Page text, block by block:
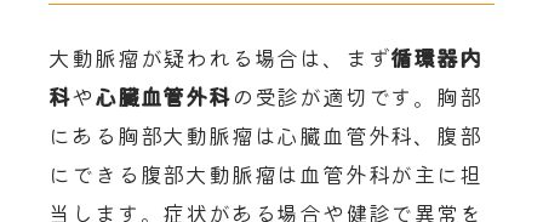
大動脈瘤が疑われる場合は、まず循環器内
科や心臓血管外科の受診が適切です。胸部
にある胸部大動脈瘤は心臓血管外科、腹部
にできる腹部大動脈瘤は血管外科が主に担
当します。症状がある場合や健診で異常を